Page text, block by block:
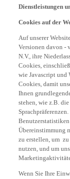
Dienstleistungen
Cookies auf der
Auf unserer
Versionen davon -
N.V., ihre
Cookies,
wie Javascript und
Cookies, damit
Ihnen
stehen, wie z.B.
Übereinstimmung
zu erstellen, um zu
nutzen, und um
Wenn Sie Ihre